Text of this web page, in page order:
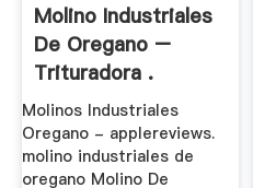
Molino Industriales
De Oregano –
Trituradora .
Molinos Industriales
Oregano - applereviews.
molino industriales de
oregano Molino De